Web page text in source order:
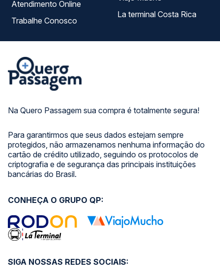
Na Quero Passagem sua compra é totalmente segura!
Para garantirmos que seus dados estejam sempre
protegidos, não armazenamos nenhuma informação do
cartão de crédito utilizado, seguindo os protocolos de
criptografia e de segurança das principais instituições
bancárias do Brasil.
Atendimento Online
Trabalhe Conosco
La terminal Costa Rica
SIGA NOSSAS REDES SOCIAIS:
CONHEÇA O GRUPO QP: